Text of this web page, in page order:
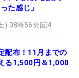
た感じ」
) 08時56分 4
配布！11月までの
る1,500円＆1,000